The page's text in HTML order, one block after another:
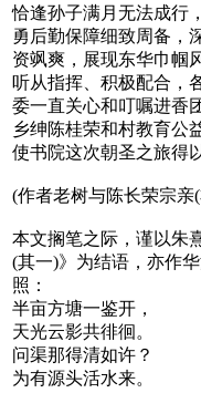
恰逢孙子满月无法成行
勇后勤保障细致周备，
资飒爽，展现东华巾帼
听从指挥、积极配合，
委一直关心和叮嘱进香
乡绅陈桂荣和村教育公
使书院这次朝圣之旅得
(作者老树与陈长荣宗亲
本文搁笔之际，谨以朱
(其一)》为结语，亦作
照：
半亩方塘一鉴开，
天光云影共徘徊。
问渠那得清如许？
为有源头活水来。